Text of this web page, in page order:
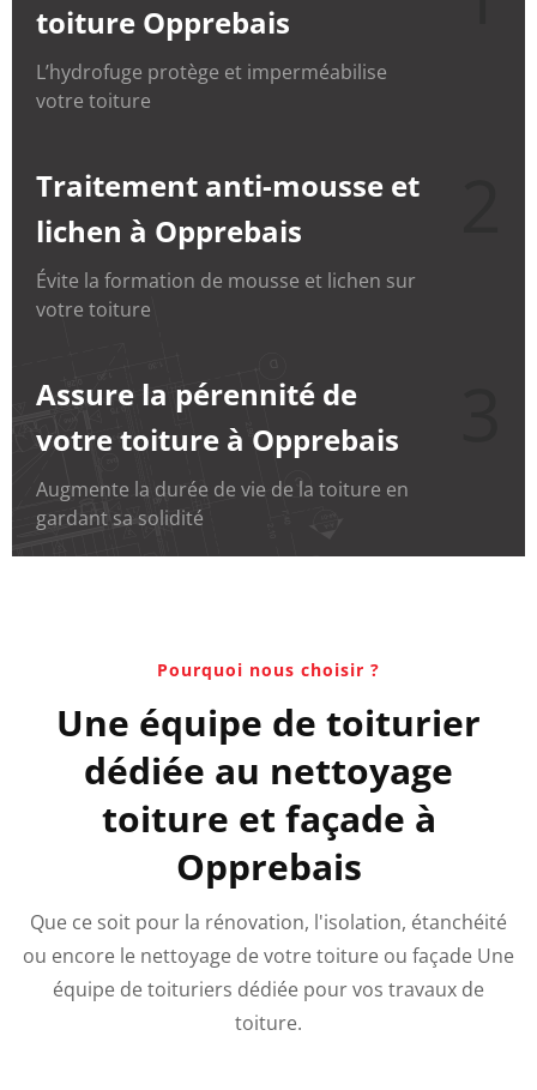
toiture Opprebais
L’hydrofuge protège et imperméabilise
votre toiture
Traitement anti-mousse et
lichen à Opprebais
Évite la formation de mousse et lichen sur
votre toiture
Assure la pérennité de
votre toiture à Opprebais
Augmente la durée de vie de la toiture en
gardant sa solidité
Pourquoi nous choisir ?
Une équipe de toiturier
dédiée au nettoyage
toiture et façade à
Opprebais
Que ce soit pour la rénovation, l'isolation, étanchéité
ou encore le nettoyage de votre toiture ou façade Une
équipe de toituriers dédiée pour vos travaux de
toiture.